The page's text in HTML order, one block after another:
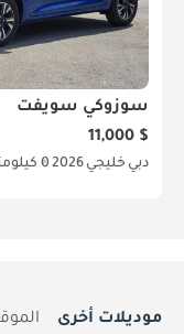
سوزوكي سويفت
$ 11,000
دبي خليجي 20260 كيلومتر
موديلات أخرى